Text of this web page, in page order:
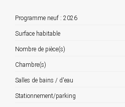
Programme neuf : 2026
Surface habitable
Nombre de pièce(s)
Chambre(s)
Salles de bains / d'eau
Stationnement/parking